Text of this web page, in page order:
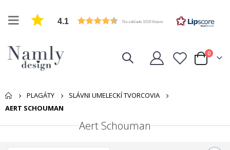
4.1 Na základe 1019 hlasov
Cart
0položky
PLAGÁTY
SLÁVNI UMELECKÍ TVORCOVIA
AERT SCHOUMAN
Aert Schouman